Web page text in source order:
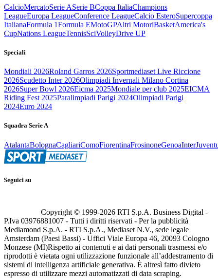
CalcioMercatoSerie ASerie BCoppa ItaliaChampions
LeagueEuropa LeagueConference LeagueCalcio EsteroSupercoppa
ItalianaFormula 1Formula EMotoGPAltri MotoriBasketAmerica's
CupNations LeagueTennisSciVolleyDrive UP
Speciali
Mondiali 2026Roland Garros 2026Sportmediaset Live Riccione
2026Scudetto Inter 2026Olimpiadi Invernali Milano Cortina
2026Super Bowl 2026Eicma 2025Mondiale per club 2025EICMA
Riding Fest 2025Paralimpiadi Parigi 2024Olimpiadi Parigi
2024Euro 2024
Squadra Serie A
AtalantaBolognaCagliariComoFiorentinaFrosinoneGenoaInter
Seguici su
Copyright © 1999-2026 RTI S.p.A. Business Digital -
P.Iva 03976881007 - Tutti i diritti riservati - Per la pubblicità
Mediamond S.p.A. - RTI S.p.A., Mediaset N.V., sede legale
Amsterdam (Paesi Bassi) - Uffici Viale Europa 46, 20093 Cologno
Monzese (MI)Rispetto ai contenuti e ai dati personali trasmessi e/o
riprodotti è vietata ogni utilizzazione funzionale all’addestramento di
sistemi di intelligenza artificiale generativa. È altresì fatto divieto
espresso di utilizzare mezzi automatizzati di data scraping.